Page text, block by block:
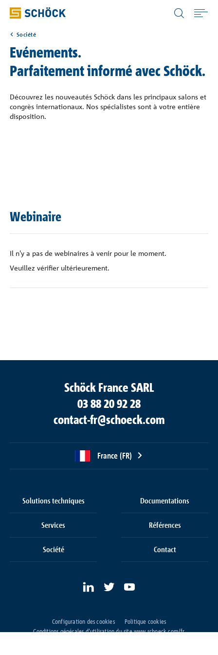
Solutions techniques
Documentations
France (FR) Français
Société
Evénements.
Parfaitement informé avec Schöck.
Découvrez les nouveautés Schöck dans les principaux salons et
congrès internationaux. Nos spécialistes sont à votre entière
disposition.
Webinaire
Il n'y a pas de webinaires à venir pour le moment.
Veuillez vérifier ultérieurement.
Schöck France SARL
03 88 20 92 28
contact-fr@schoeck.com
France (FR)
Solutions techniques Documentations
Services Références
Société Contact
Configuration des cookies
Politique cookies
Conditions générales d’utilisation du site www.schoeck.com/fr